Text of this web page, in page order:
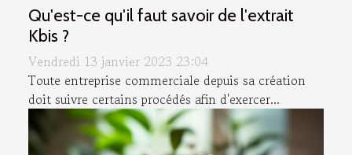
Qu'est-ce qu'il faut savoir de l'extrait
Kbis ?
Vendredi 13 janvier 2023 23:04
Toute entreprise commerciale depuis sa création
doit suivre certains procédés afin d'exercer...